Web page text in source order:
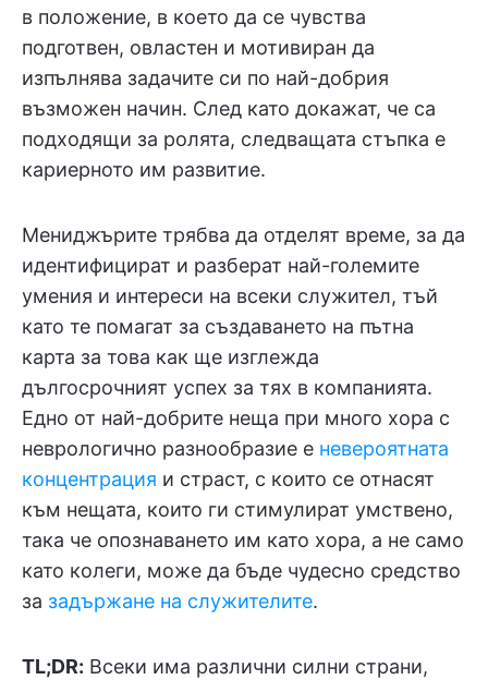
в положение, в което да се чувства
подготвен, овластен и мотивиран да
изпълнява задачите си по най-добрия
възможен начин. След като докажат, че са
подходящи за ролята, следващата стъпка е
кариерното им развитие.
Мениджърите трябва да отделят време, за да
идентифицират и разберат най-големите
умения и интереси на всеки служител, тъй
като те помагат за създаването на пътна
карта за това как ще изглежда
дългосрочният успех за тях в компанията.
Едно от най-добрите неща при много хора с
неврологично разнообразие е невероятната
концентрация и страст, с които се отнасят
към нещата, които ги стимулират умствено,
така че опознаването им като хора, а не само
като колеги, може да бъде чудесно средство
за задържане на служителите.
TL;DR: Всеки има различни силни страни,